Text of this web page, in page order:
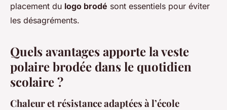
placement du logo brodé sont essentiels pour éviter
les désagréments.
Quels avantages apporte la veste
polaire brodée dans le quotidien
scolaire ?
Chaleur et résistance adaptées à l’école